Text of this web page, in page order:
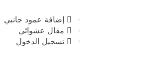
إضافة عمود جانبي
مقال عشوائي
تسجيل الدخول